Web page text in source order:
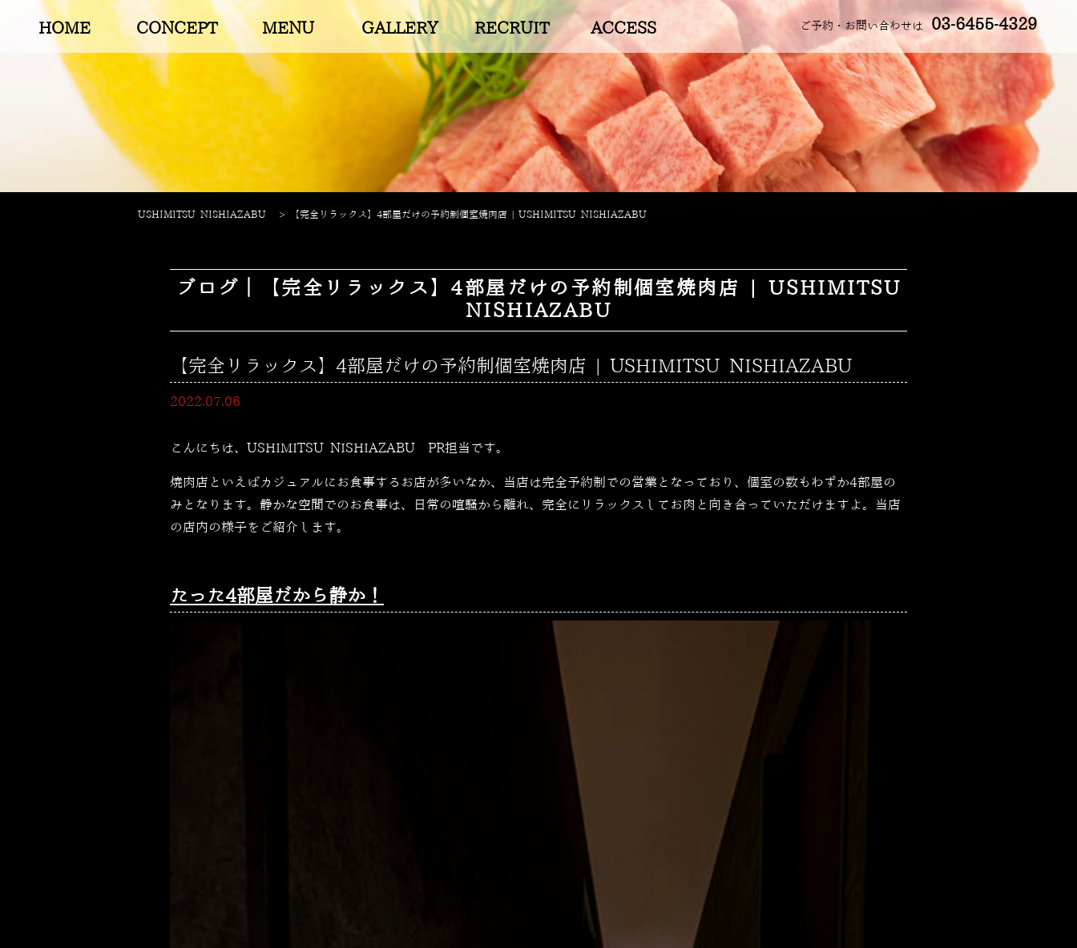
HOME CONCEPT MENU GALLERY RECRUIT ACCESS ご予約・お問い合わせは 03-6455-4329
USHIMITSU NISHIAZABU > 【完全リラックス】4部屋だけの予約制個室焼肉店 | USHIMITSU NISHIAZABU
ブログ｜【完全リラックス】4部屋だけの予約制個室焼肉店 | USHIMITSU
NISHIAZABU
【完全リラックス】4部屋だけの予約制個室焼肉店 | USHIMITSU NISHIAZABU
2022.07.06
こんにちは、USHIMITSU NISHIAZABU PR担当です。
焼肉店といえばカジュアルにお食事するお店が多いなか、当店は完全予約制での営業となっており、個室の数もわずか4部屋の
みとなります。静かな空間でのお食事は、日常の喧騒から離れ、完全にリラックスしてお肉と向き合っていただけますよ。当店
の店内の様子をご紹介します。
たった4部屋だから静か！